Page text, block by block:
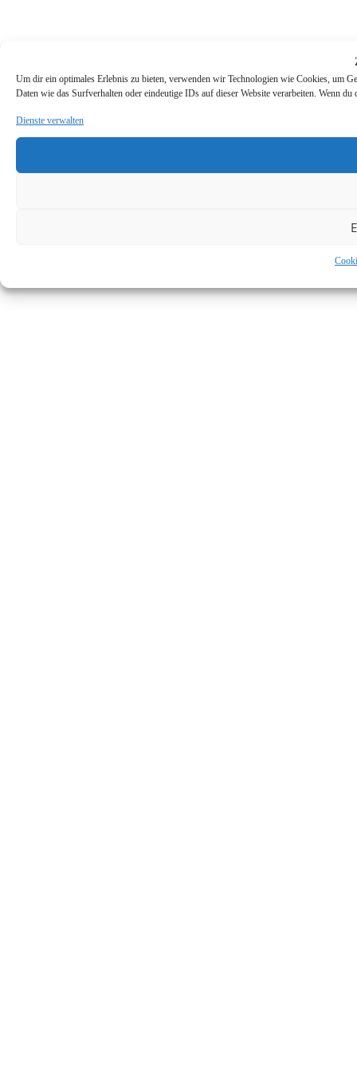
Um dir ein optimales Erlebnis zu bieten, verwenden wir Technologien wie Cookies, um
Daten wie das Surfverhalten oder eindeutige IDs auf dieser Website verarbeiten. Wenn
Dienste verwalten